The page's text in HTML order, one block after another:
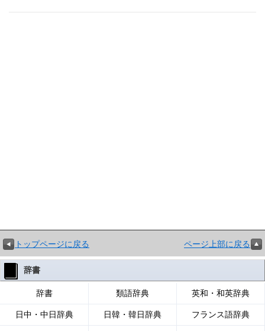
トップページに戻る ページ上部に戻る
辞書
辞書 類語辞典 英和・和英辞典
日中・中日辞典 日韓・韓日辞典 フランス語辞典